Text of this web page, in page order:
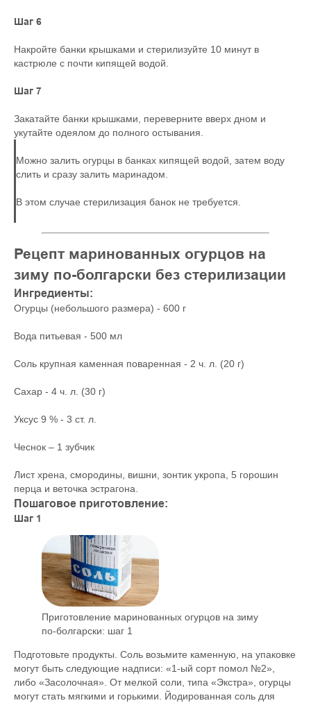
Шаг 6
Накройте банки крышками и стерилизуйте 10 минут в
кастрюле с почти кипящей водой.
Шаг 7
Закатайте банки крышками, переверните вверх дном и
укутайте одеялом до полного остывания.
Можно залить огурцы в банках кипящей водой, затем воду
слить и сразу залить маринадом.
В этом случае стерилизация банок не требуется.
Рецепт маринованных огурцов на
зиму по-болгарски без стерилизации
Ингредиенты:
Огурцы (небольшого размера) - 600 г
Вода питьевая - 500 мл
Соль крупная каменная поваренная - 2 ч. л. (20 г)
Сахар - 4 ч. л. (30 г)
Уксус 9 % - 3 ст. л.
Чеснок – 1 зубчик
Лист хрена, смородины, вишни, зонтик укропа, 5 горошин
перца и веточка эстрагона.
Пошаговое приготовление:
Шаг 1
Приготовление маринованных огурцов на зиму
по-болгарски: шаг 1
Подготовьте продукты. Соль возьмите каменную, на упаковке
могут быть следующие надписи: «1-ый сорт помол №2»,
либо «Засолочная». От мелкой соли, типа «Экстра», огурцы
могут стать мягкими и горькими. Йодированная соль для